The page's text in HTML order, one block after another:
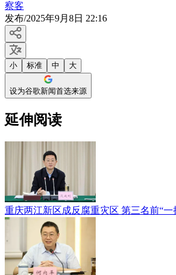
察客
发布/2025年9月8日 22:16
小 标准 中 大
设为谷歌新闻首选来源
延伸阅读
重庆两江新区成反腐重灾区 第三名前“一